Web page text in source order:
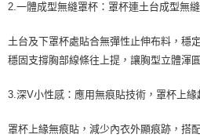
2.一體成型無縫罩杯：罩杯連土台成型無
土台及下罩杯處貼合無彈性止伸布料，穩
穩固支撐胸部線條往上提，讓胸型立體渾
3.深V小性感：應用無痕貼技術，罩杯上緣
罩杯上緣無痕貼，減少內衣外顯痕跡，搭